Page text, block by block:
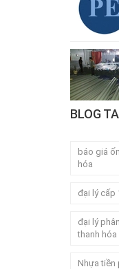
BLOG
báo giá
hóa
đại lý cấp
đại lý
thanh hóa
Nhựa tiền